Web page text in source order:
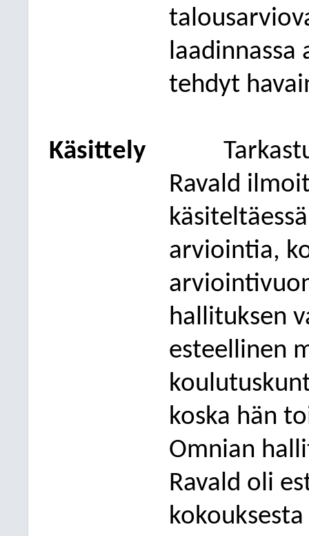
laadinnassa
tehdyt
Käsittely
Ravald
käsiteltäessä
arviointia,
hallituksen
esteellinen
koska hän
Omnian
Ravald oli
kokouksesta